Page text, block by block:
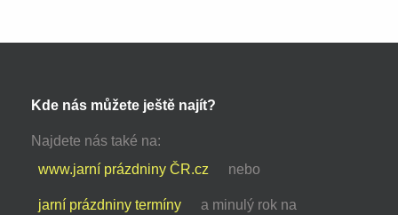
Kde nás můžete ještě najít?
Najdete nás také na:
www.jarní prázdniny ČR.cz
nebo
jarní prázdniny termíny a minulý rok na